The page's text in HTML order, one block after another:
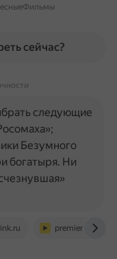
сейчас?
premier.one
следующие
Безумного
богатыря. Ни